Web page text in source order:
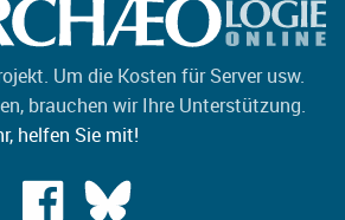
Um die Kosten für Server usw.
brauchen wir Ihre Unterstützung.
helfen Sie mit!